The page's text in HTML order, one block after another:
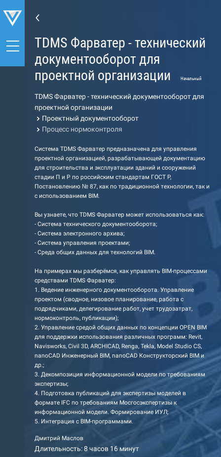
TDMS Фарватер - технический
документооборот для
проектной организации
Начальный
TDMS Фарватер - технический документооборот для
проектной организации
Проектный документооборот
Процесс нормоконтроля
Система TDMS Фарватер предназначена для управления
проектной организацией, разрабатывающей документацию
для строительства и эксплуатации зданий и сооружений
стадии П и Р по российским стандартам ГОСТ Р,
Постановлению № 87, как по традиционной технологии, так и
с использованием BIM.
Вы узнаете, что TDMS Фарватер может использоваться как:
- Система технического документооборота;
- Система электронного архива;
- Система управления проектами;
- Среда общих данных для технологий BIM.
На примерах мы разберёмся, как управлять BIM-процессами
средствами TDMS Фарватер:
1. Ведение инженерного документооборота. Управление
проектом (сводное, низовое планирование, работа с
подрядчиками, делегирование работ, учет трудозатрат,
нормоконтроль, публикации);
2. Управление средой общих данных по концепции OPEN BIM
для поддержки использования различных программ: Revit,
Navisworks, Civil 3D, ARCHICAD, Renga, Tekla, Model Studio CS,
nanoCAD Инженерный BIM, nanoCAD Конструкторский BIM и
др.;
3. Декомпозиция информационной модели по требованиям
экспертизы;
4. Подготовка публикаций для экспертизы моделей в
формате IFC по требованиям Мосгосэкспертизы к
информационной модели. Формирование ИУЛ;
5. Интеграция с BIM-программами.
Дмитрий Маслов
Длительность: 8 часов 16 минут